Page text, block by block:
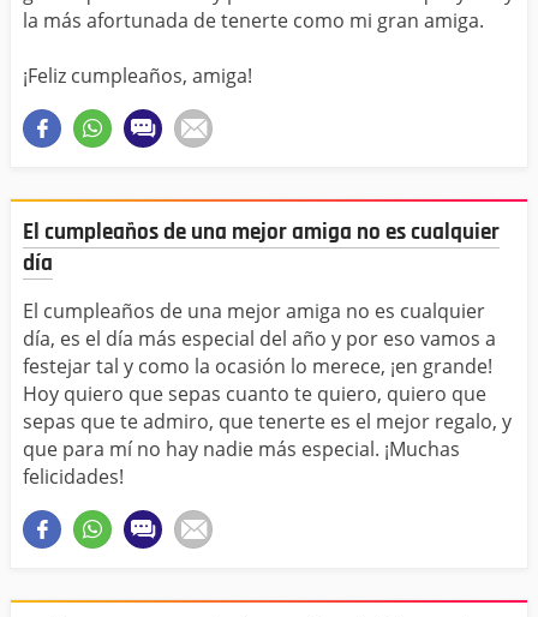
la más afortunada de tenerte como mi gran amiga.
¡Feliz cumpleaños, amiga!
El cumpleaños de una mejor amiga no es cualquier
día
El cumpleaños de una mejor amiga no es cualquier
día, es el día más especial del año y por eso vamos a
festejar tal y como la ocasión lo merece, ¡en grande!
Hoy quiero que sepas cuanto te quiero, quiero que
sepas que te admiro, que tenerte es el mejor regalo, y
que para mí no hay nadie más especial. ¡Muchas
felicidades!